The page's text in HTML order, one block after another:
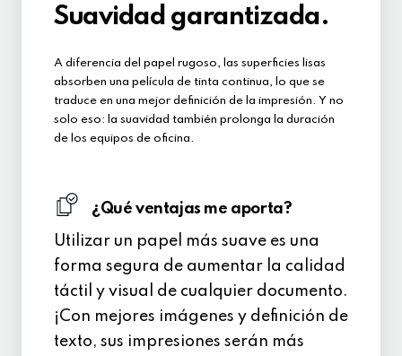
Suavidad garantizada.
A diferencia del papel rugoso, las superficies lisas
absorben una película de tinta continua, lo que se
traduce en una mejor definición de la impresión. Y no
solo eso: la suavidad también prolonga la duración
de los equipos de oficina.
¿Qué ventajas me aporta?
Utilizar un papel más suave es una
forma segura de aumentar la calidad
táctil y visual de cualquier documento.
¡Con mejores imágenes y definición de
texto, sus impresiones serán más